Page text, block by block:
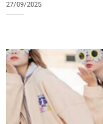
27/09/2025